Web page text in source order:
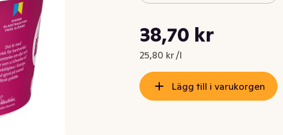
Nuvarande pris är: 38,70 kr
38,70 kr
25,80 kr /l
Styckpris: 25,80 kr /l
Lägg till i varukorgen